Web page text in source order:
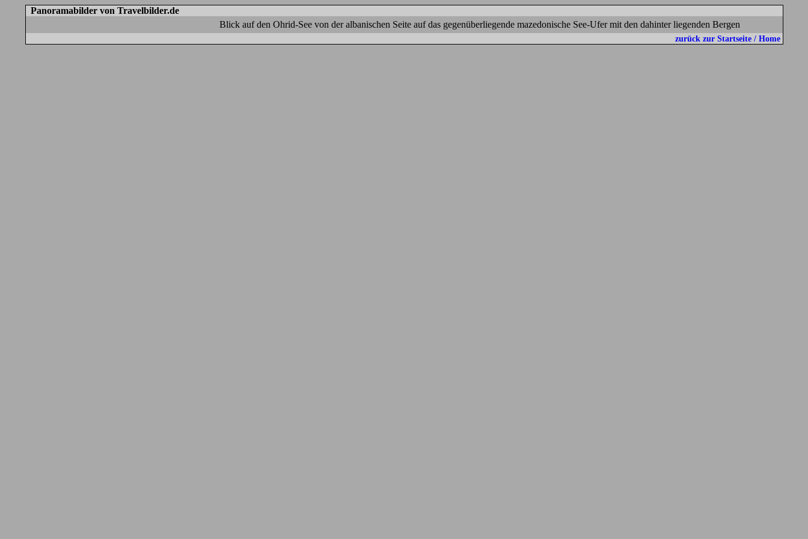
Panoramabilder von Travelbilder.de
Blick auf den Ohrid-See von der albanischen Seite auf das gegenüberliegende mazedonische See-Ufer mit den dahinter liegenden Bergen
zurück zur Startseite / Home